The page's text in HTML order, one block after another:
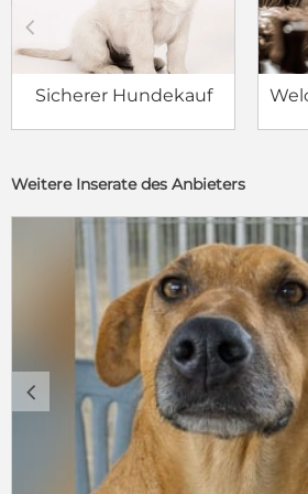
Sicherer Hundekauf
c
Weitere Inserate des Anbieters
c